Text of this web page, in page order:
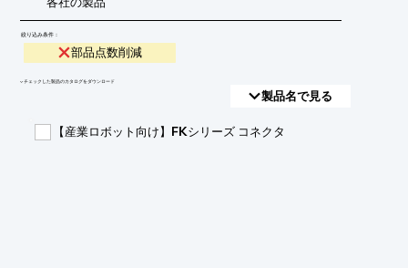
絞り込み条件：
部品点数削減
​▼チェックした製品のカタログをダウンロード
製品名で見る
【産業ロボット向け】FKシリーズ コネクタ